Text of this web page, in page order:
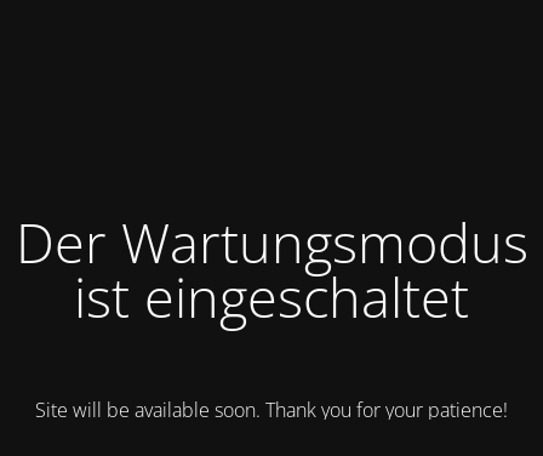
Der Wartungsmodus
ist eingeschaltet
Site will be available soon. Thank you for your patience!